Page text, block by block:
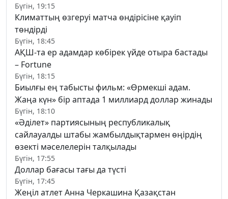
Бүгін, 19:15
Климаттың өзгеруі матча өндірісіне қауіп
төндірді
Бүгін, 18:45
АҚШ-та ер адамдар көбірек үйде отыра бастады
– Fortune
Бүгін, 18:15
Биылғы ең табысты фильм: «Өрмекші адам.
Жаңа күн» бір аптада 1 миллиард доллар жинады
Бүгін, 18:10
«Әділет» партиясының республикалық
сайлауалды штабы жамбылдықтармен өңірдің
өзекті мәселелерін талқылады
Бүгін, 17:55
Доллар бағасы тағы да түсті
Бүгін, 17:45
Жеңіл атлет Анна Черкашина Қазақстан